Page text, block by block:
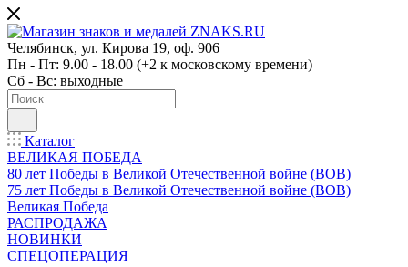
Челябинск, ул. Кирова 19, оф. 906
Пн - Пт: 9.00 - 18.00 (+2 к московскому времени)
Сб - Вс: выходные
Каталог
ВЕЛИКАЯ ПОБЕДА
80 лет Победы в Великой Отечественной войне (ВОВ)
75 лет Победы в Великой Отечественной войне (ВОВ)
Великая Победа
РАСПРОДАЖА
НОВИНКИ
СПЕЦОПЕРАЦИЯ